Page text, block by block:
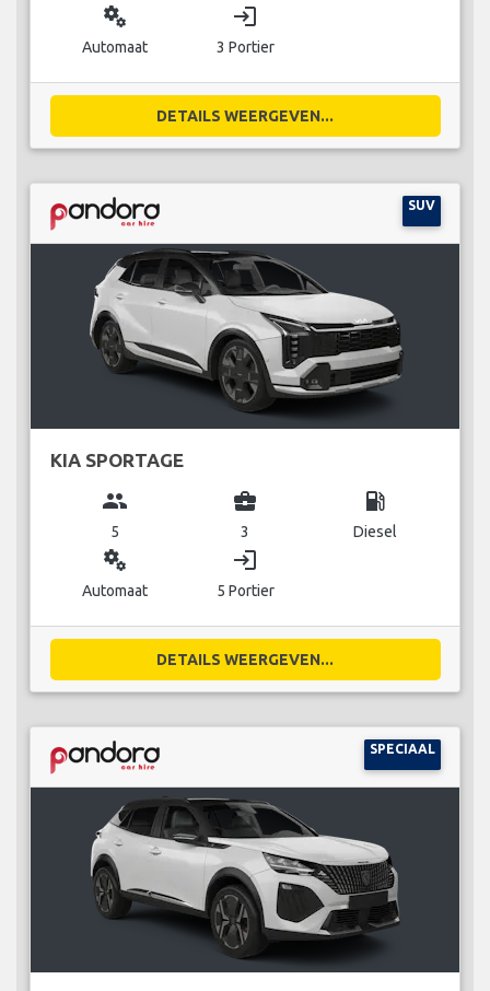
miscellaneous_services
Automaat
login
3 Portier
DETAILS WEERGEVEN...
SUV
KIA SPORTAGE
group
5
business_center
3
local_gas_station
Diesel
miscellaneous_services
Automaat
login
5 Portier
DETAILS WEERGEVEN...
SPECIAAL